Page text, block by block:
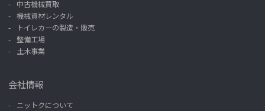
中古機械買取
機械資材レンタル
トイレカーの製造・販売
整備工場
土木事業
会社情報
ニットクについて